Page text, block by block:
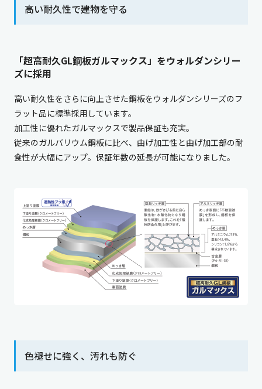
高い耐久性で建物を守る
「超高耐久GL鋼板ガルマックス」をウォルダンシリー
ズに採用
高い耐久性をさらに向上させた鋼板をウォルダンシリーズのフ
ラット品に標準採用しています。
加工性に優れたガルマックスで製品保証も充実。
従来のガルバリウム鋼板に比べ、曲げ加工性と曲げ加工部の耐
食性が大幅にアップ。保証年数の延長が可能になりました。
色褪せに強く、汚れも防ぐ